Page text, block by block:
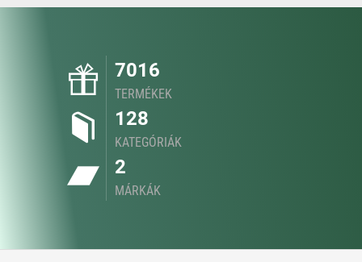
7016
TERMÉKEK
128
KATEGÓRIÁK
2
MÁRKÁK